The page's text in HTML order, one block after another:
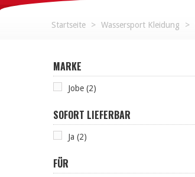
Startseite > Wassersport Kleidung >
MARKE
Jobe (2)
SOFORT LIEFERBAR
Ja (2)
FÜR